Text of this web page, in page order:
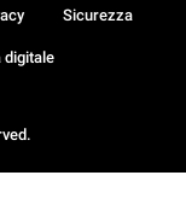
Sicurezza
digitale